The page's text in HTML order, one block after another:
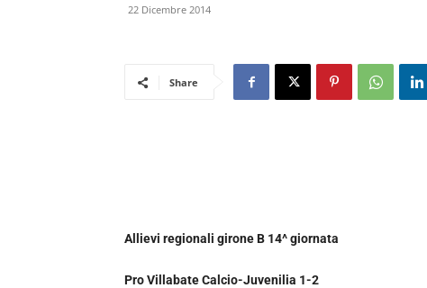
22 Dicembre 2014
Share
Allievi regionali girone B 14^ giornata
Pro Villabate Calcio-Juvenilia 1-2